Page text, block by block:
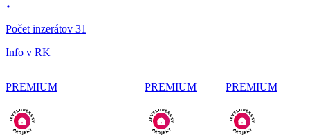
Počet inzerátov 31
Info v RK
PREMIUM PREMIUM PREMIUM